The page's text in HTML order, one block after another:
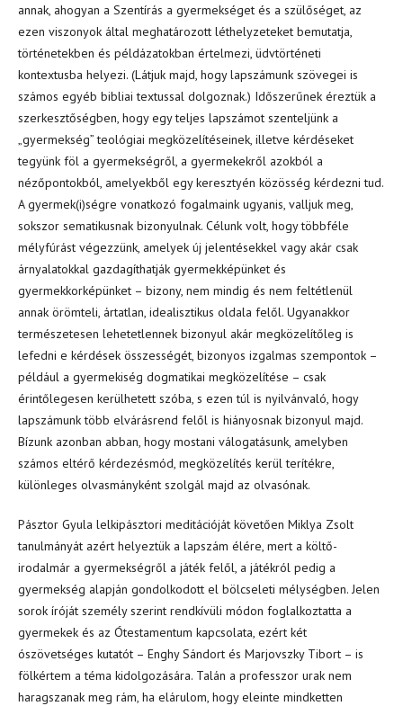
annak, ahogyan a Szentírás a gyermekséget és a szülőséget, az
ezen viszonyok által meghatározott léthelyzeteket bemutatja,
történetekben és példázatokban értelmezi, üdvtörténeti
kontextusba helyezi. (Látjuk majd, hogy lapszámunk szövegei is
számos egyéb bibliai textussal dolgoznak.) Időszerűnek éreztük a
szerkesztőségben, hogy egy teljes lapszámot szenteljünk a
„gyermekség” teológiai megközelítéseinek, illetve kérdéseket
tegyünk föl a gyermekségről, a gyermekekről azokból a
nézőpontokból, amelyekből egy keresztyén közösség kérdezni tud.
A gyermek(i)ségre vonatkozó fogalmaink ugyanis, valljuk meg,
sokszor sematikusnak bizonyulnak. Célunk volt, hogy többféle
mélyfúrást végezzünk, amelyek új jelentésekkel vagy akár csak
árnyalatokkal gazdagíthatják gyermekképünket és
gyermekkorképünket – bizony, nem mindig és nem feltétlenül
annak örömteli, ártatlan, idealisztikus oldala felől. Ugyanakkor
természetesen lehetetlennek bizonyul akár megközelítőleg is
lefedni e kérdések összességét, bizonyos izgalmas szempontok –
például a gyermekiség dogmatikai megközelítése – csak
érintőlegesen kerülhetett szóba, s ezen túl is nyilvánvaló, hogy
lapszámunk több elvárásrend felől is hiányosnak bizonyul majd.
Bízunk azonban abban, hogy mostani válogatásunk, amelyben
számos eltérő kérdezésmód, megközelítés kerül terítékre,
különleges olvasmányként szolgál majd az olvasónak.
Pásztor Gyula lelkipásztori meditációját követően Miklya Zsolt
tanulmányát azért helyeztük a lapszám élére, mert a költő-
irodalmár a gyermekségről a játék felől, a játékról pedig a
gyermekség alapján gondolkodott el bölcseleti mélységben. Jelen
sorok íróját személy szerint rendkívüli módon foglalkoztatta a
gyermekek és az Ótestamentum kapcsolata, ezért két
ószövetséges kutatót – Enghy Sándort és Marjovszky Tibort – is
fölkértem a téma kidolgozására. Talán a professzor urak nem
haragszanak meg rám, ha elárulom, hogy eleinte mindketten